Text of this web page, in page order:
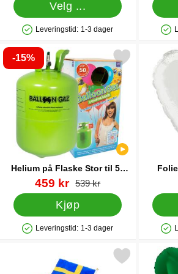
Velg ...
Produkttilgjengelighet: På lager
Leveringstid: 1-3 dager
-15%
Helium på Flaske Stor til 50
Ballonger (20-25 cm)
Varenummer 13480
ny pris
459 kr gammel pris
539 kr
Kjøp
Produkttilgjengelighet: På lager
Leveringstid: 1-3 dager
på Flaske Stor til 50 Ballonger
Merk svenske Håndflagg På Pinne